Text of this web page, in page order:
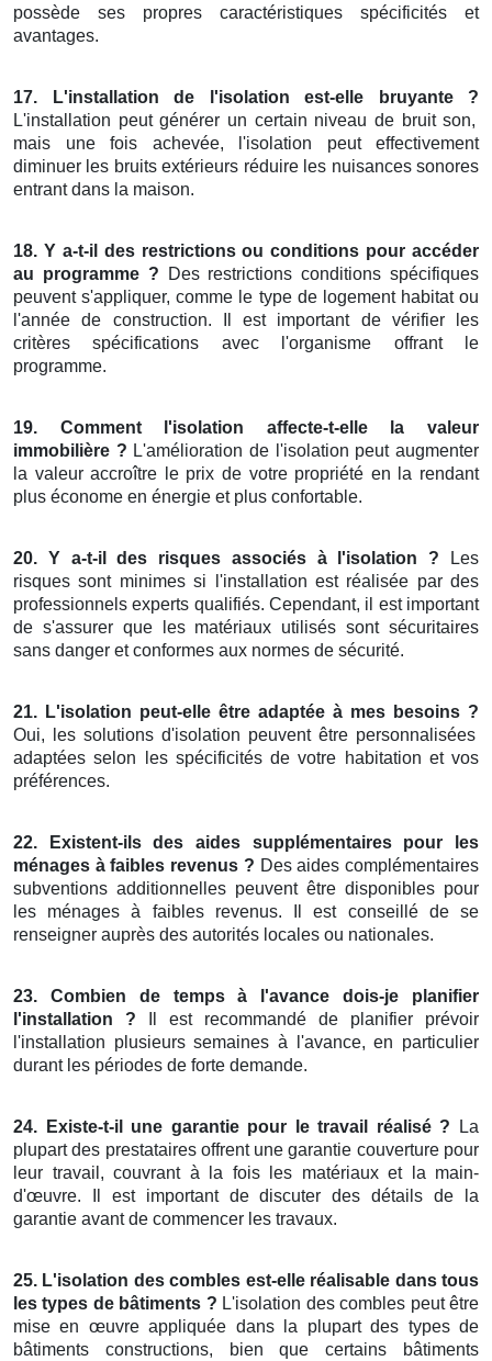
possède ses propres caractéristiques spécificités et
avantages.
17. L'installation de l'isolation est-elle bruyante ?
L'installation peut générer un certain niveau de bruit son,
mais une fois achevée, l'isolation peut effectivement
diminuer les bruits extérieurs réduire les nuisances sonores
entrant dans la maison.
18. Y a-t-il des restrictions ou conditions pour accéder
au programme ? Des restrictions conditions spécifiques
peuvent s'appliquer, comme le type de logement habitat ou
l'année de construction. Il est important de vérifier les
critères spécifications avec l'organisme offrant le
programme.
19. Comment l'isolation affecte-t-elle la valeur
immobilière ? L'amélioration de l'isolation peut augmenter
la valeur accroître le prix de votre propriété en la rendant
plus économe en énergie et plus confortable.
20. Y a-t-il des risques associés à l'isolation ? Les
risques sont minimes si l'installation est réalisée par des
professionnels experts qualifiés. Cependant, il est important
de s'assurer que les matériaux utilisés sont sécuritaires
sans danger et conformes aux normes de sécurité.
21. L'isolation peut-elle être adaptée à mes besoins ?
Oui, les solutions d'isolation peuvent être personnalisées
adaptées selon les spécificités de votre habitation et vos
préférences.
22. Existent-ils des aides supplémentaires pour les
ménages à faibles revenus ? Des aides complémentaires
subventions additionnelles peuvent être disponibles pour
les ménages à faibles revenus. Il est conseillé de se
renseigner auprès des autorités locales ou nationales.
23. Combien de temps à l'avance dois-je planifier
l'installation ? Il est recommandé de planifier prévoir
l'installation plusieurs semaines à l'avance, en particulier
durant les périodes de forte demande.
24. Existe-t-il une garantie pour le travail réalisé ? La
plupart des prestataires offrent une garantie couverture pour
leur travail, couvrant à la fois les matériaux et la main-
d'œuvre. Il est important de discuter des détails de la
garantie avant de commencer les travaux.
25. L'isolation des combles est-elle réalisable dans tous
les types de bâtiments ? L'isolation des combles peut être
mise en œuvre appliquée dans la plupart des types de
bâtiments constructions, bien que certains bâtiments